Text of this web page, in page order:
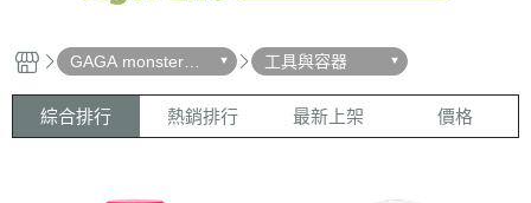
GAGA monster史
萊姆怪獸星球
工具與容器
綜合排行 熱銷排行 最新上架 價格